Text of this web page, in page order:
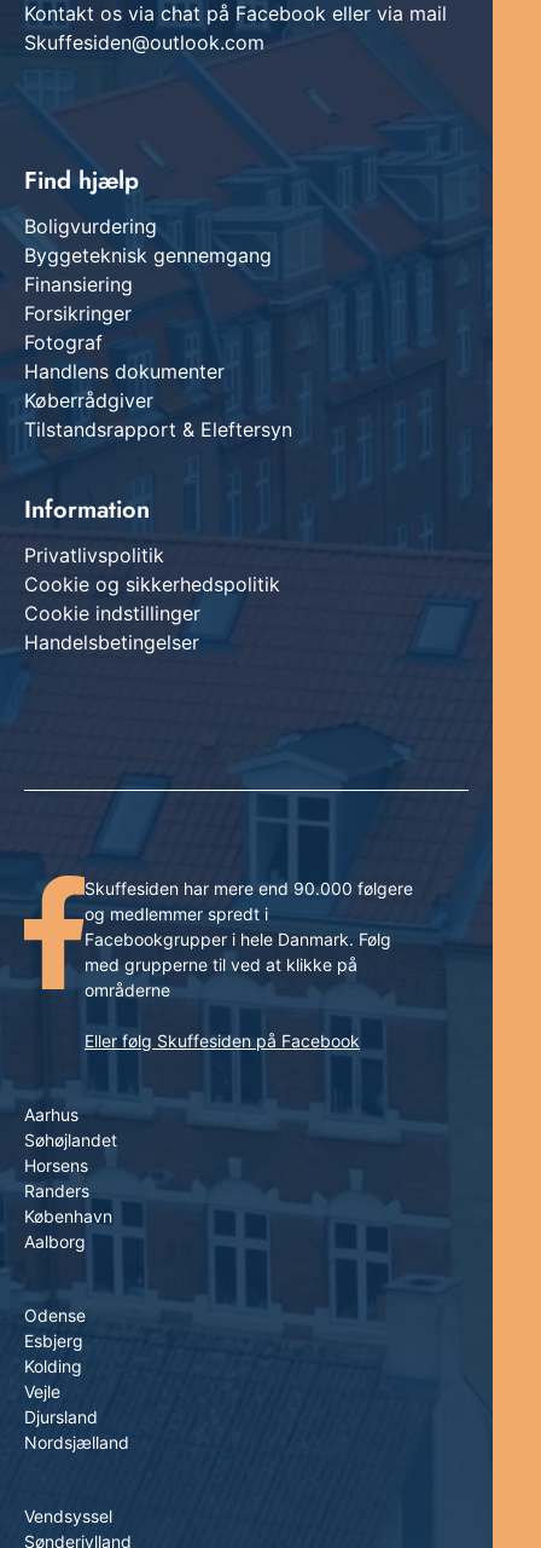
Kontakt os via chat på Facebook eller via mail
Skuffesiden@outlook.com
Find hjælp
Boligvurdering
Byggeteknisk gennemgang
Finansiering
Forsikringer
Fotograf
Handlens dokumenter
Køberrådgiver
Tilstandsrapport & Eleftersyn
Information
Privatlivspolitik
Cookie og sikkerhedspolitik
Cookie indstillinger
Handelsbetingelser
Skuffesiden har mere end 90.000 følgere
og medlemmer spredt i
Facebookgrupper i hele Danmark. Følg
med grupperne til ved at klikke på
områderne
Eller følg Skuffesiden på Facebook
Aarhus
Søhøjlandet
Horsens
Randers
København
Aalborg
Odense
Esbjerg
Kolding
Vejle
Djursland
Nordsjælland
Vendsyssel
Sønderjylland